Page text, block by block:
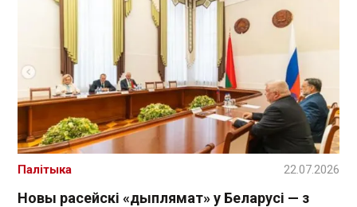
Новы расейскі «дыплямат» у Беларусі — з
Палітыка 22.07.2026